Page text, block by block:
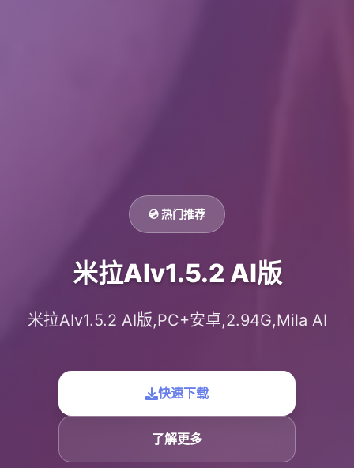
💿 热门推荐
米拉AIv1.5.2 AI版
米拉AIv1.5.2 AI版,PC+安卓,2.94G,Mila AI
快速下载
了解更多